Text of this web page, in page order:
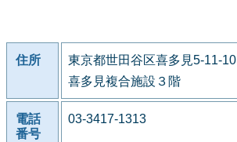
住所
東京都世田谷区喜多見5-11-10
喜多見複合施設３階
電話
番号
03-3417-1313